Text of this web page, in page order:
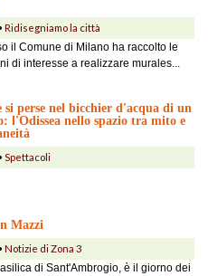
Ridisegniamo la città
il Comune di Milano ha raccolto le
di interesse a realizzare murales...
si perse nel bicchier d'acqua di un
l'Odissea nello spazio tra mito e
Spettacoli
Mazzi
Notizie di Zona 3
di Sant'Ambrogio, è il giorno dei